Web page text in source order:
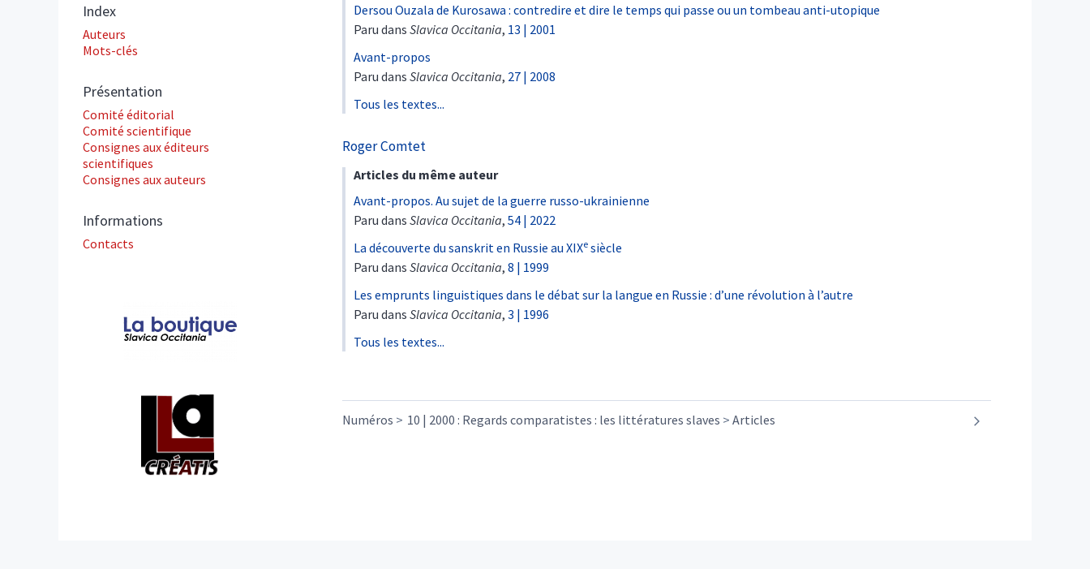
Index
Auteurs
Mots-clés
Présentation
Comité éditorial
Comité scientifique
Consignes aux éditeurs
scientifiques
Consignes aux auteurs
Informations
Contacts
Dersou Ouzala de Kurosawa : contredire et dire le temps qui passe ou un tombeau anti-utopique
Paru dans Slavica Occitania, 13 | 2001
Avant-propos
Paru dans Slavica Occitania, 27 | 2008
Tous les textes...
RogerComtet
Articles du même auteur
Avant-propos. Au sujet de la guerre russo-ukrainienne
Paru dans Slavica Occitania, 54 | 2022
La découverte du sanskrit en Russie au XIXe siècle
Paru dans Slavica Occitania, 8 | 1999
Les emprunts linguistiques dans le débat sur la langue en Russie : d’une révolution à l’autre
Paru dans Slavica Occitania, 3 | 1996
Tous les textes...
Numéros 10 | 2000 : Regards comparatistes : les littératures slaves Articles